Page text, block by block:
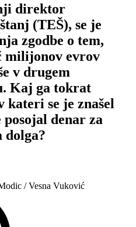
direktor
(TEŠ), se je
zgodbe o tem,
milijonov evrov
v drugem
Kaj ga tokrat
kateri se je znašel
denar za
dolga?
/ Vesna Vuković